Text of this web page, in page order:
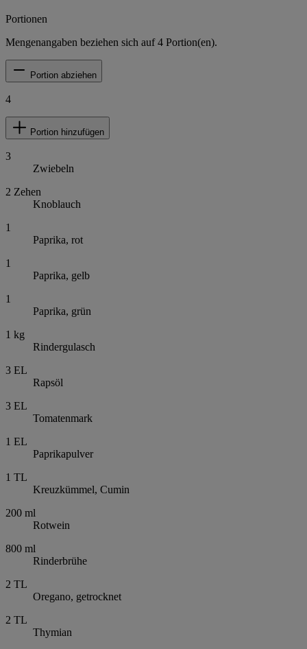
Portionen
Mengenangaben beziehen sich auf4 Portion(en).
Portion abziehen
4
Portion hinzufügen
3
Zwiebeln
2 Zehen
Knoblauch
1
Paprika, rot
1
Paprika, gelb
1
Paprika, grün
1 kg
Rindergulasch
3 EL
Rapsöl
3 EL
Tomatenmark
1 EL
Paprikapulver
1 TL
Kreuzkümmel, Cumin
200 ml
Rotwein
800 ml
Rinderbrühe
2 TL
Oregano, getrocknet
2 TL
Thymian